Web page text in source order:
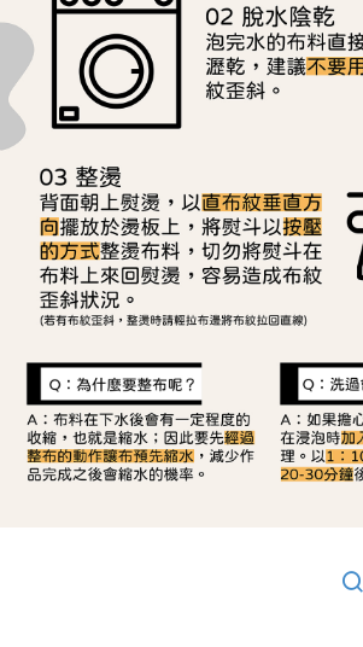
５．嚴禁一人註冊多個帳號或使用他人資訊註冊。
恩沛科技股份有限公司將有權停止該用戶之使用額